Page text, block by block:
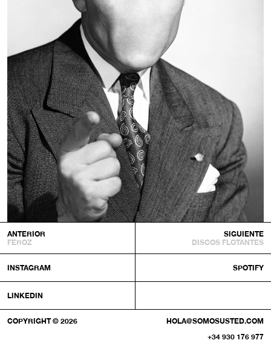
ANTERIOR
FEROZ
SIGUIENTE
DISCOS FLOTANTES
INSTAGRAM SPOTIFY
LINKEDIN
COPYRIGHT © 2026
HOLA@SOMOSUSTED.COM
+34 930 176 977